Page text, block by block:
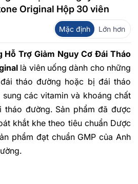
Original Hộp 30 viên
Mặc định Lớn hơn
Hỗ Trợ Giảm Nguy Cơ Đái Tháo
là viên uống dành cho những
tháo đường hoặc bị đái tháo
các vitamin và khoáng chất
tháo đường. Sản phẩm đã được
khắt khe theo tiêu chuẩn Dược
phẩm đạt chuẩn GMP của Anh